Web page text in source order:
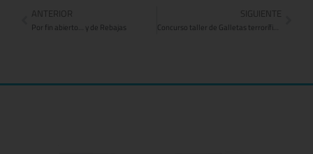
ANTERIOR
Por fin abierto… y de Rebajas
SIGUIENTE